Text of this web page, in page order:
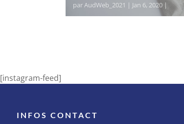
parAudWeb_2021 | Jan 6, 2020 |
[instagram-feed]
INFOS CONTACT